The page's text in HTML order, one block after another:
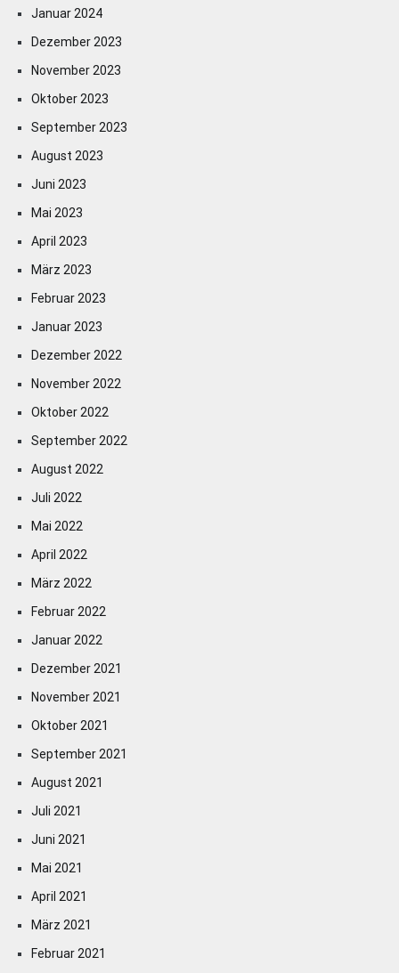
Januar 2024
Dezember 2023
November 2023
Oktober 2023
September 2023
August 2023
Juni 2023
Mai 2023
April 2023
März 2023
Februar 2023
Januar 2023
Dezember 2022
November 2022
Oktober 2022
September 2022
August 2022
Juli 2022
Mai 2022
April 2022
März 2022
Februar 2022
Januar 2022
Dezember 2021
November 2021
Oktober 2021
September 2021
August 2021
Juli 2021
Juni 2021
Mai 2021
April 2021
März 2021
Februar 2021